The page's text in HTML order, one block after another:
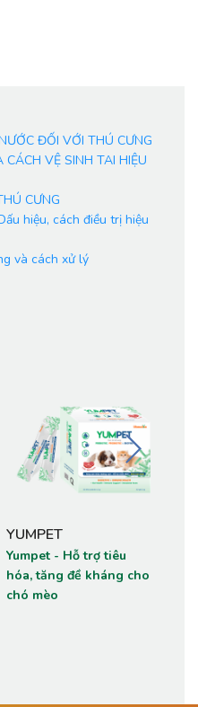
ĐỐI VỚI THÚ CƯNG
VỆ SINH TAI HIỆU
CƯNG
hiệu, cách điều trị hiệu
và cách xử lý
YUMPET
Yumpet - Hỗ trợ tiêu
hóa, tăng đề kháng cho
chó mèo